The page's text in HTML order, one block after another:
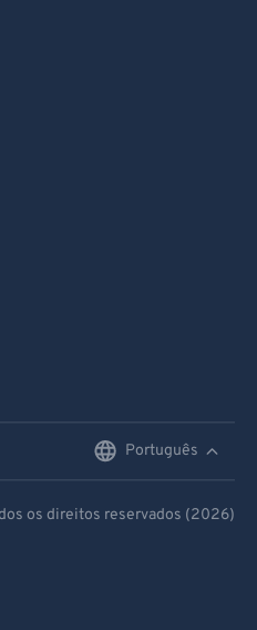
Português
os direitos reservados (2026)